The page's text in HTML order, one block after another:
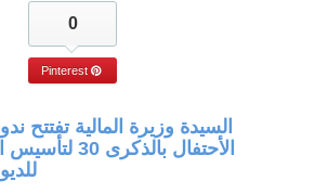
0
Pinterest
السيدة وزيرة المالية تفتتح
الأحتفال